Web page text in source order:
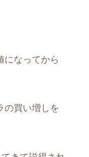
になってから
の買い増しを